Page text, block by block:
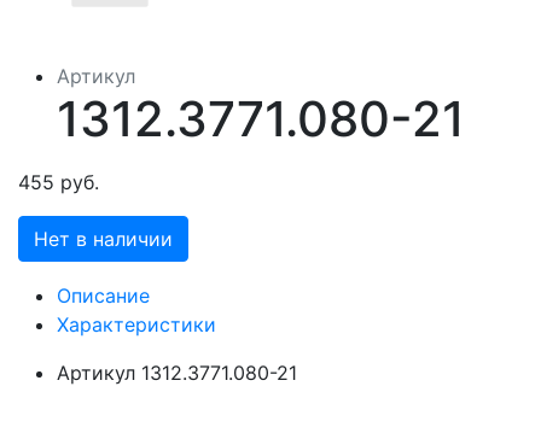
Артикул
1312.3771.080-21
455 руб.
Нет в наличии
Описание
Характеристики
Артикул 1312.3771.080-21